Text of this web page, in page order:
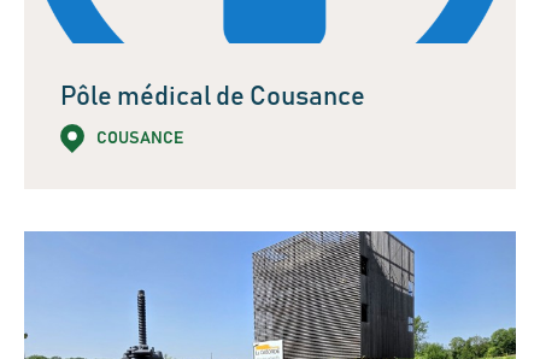
Pôle médical de Cousance
COUSANCE